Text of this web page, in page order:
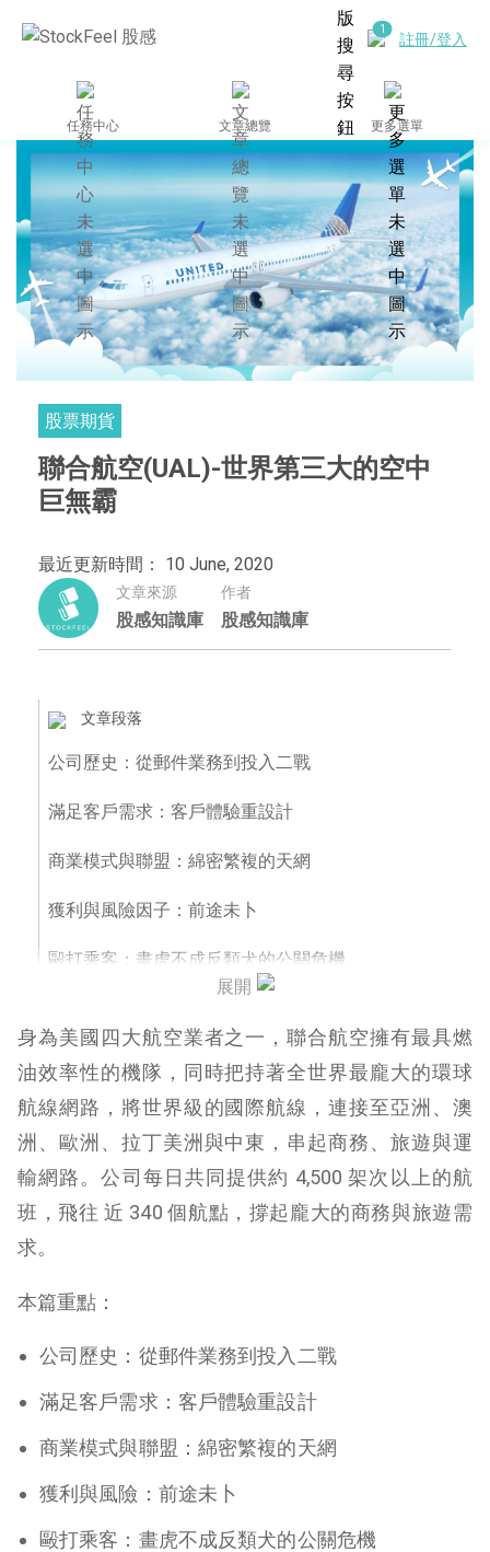
註冊/登入
任務中心 文章總覽 更多選單
股票期貨
聯合航空(UAL)-世界第三大的空中
巨無霸
最近更新時間： 10 June, 2020
文章來源
股感知識庫
作者
股感知識庫
文章段落
公司歷史：從郵件業務到投入二戰
滿足客戶需求：客戶體驗重設計
商業模式與聯盟：綿密繁複的天網
獲利與風險因子：前途未卜
毆打乘客：畫虎不成反類犬的公關危機
展開
身為美國四大航空業者之一，聯合航空擁有最具燃
油效率性的機隊，同時把持著全世界最龐大的環球
航線網路，將世界級的國際航線，連接至亞洲、澳
洲、歐洲、拉丁美洲與中東，串起商務、旅遊與運
輸網路。公司每日共同提供約 4,500 架次以上的航
班，飛往 近 340 個航點，撐起龐大的商務與旅遊需
求。
本篇重點：
公司歷史：從郵件業務到投入二戰
滿足客戶需求：客戶體驗重設計
商業模式與聯盟：綿密繁複的天網
獲利與風險：前途未卜
毆打乘客：畫虎不成反類犬的公關危機